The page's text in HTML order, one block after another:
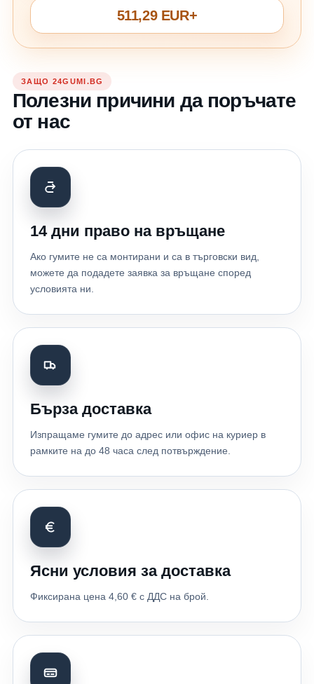
511,29 EUR+
ЗАЩО 24GUMI.BG
Полезни причини да поръчате
от нас
14 дни право на връщане
Ако гумите не са монтирани и са в търговски вид,
можете да подадете заявка за връщане според
условията ни.
Бърза доставка
Изпращаме гумите до адрес или офис на куриер в
рамките на до 48 часа след потвърждение.
Ясни условия за доставка
Фиксирана цена 4,60 € с ДДС на брой.